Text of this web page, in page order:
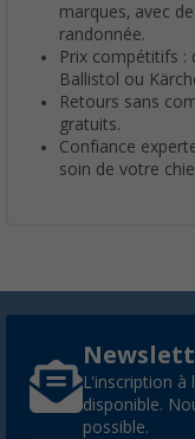
marques, avec
randonnée.
Prix compétitifs :
Ballistol ou
Retours sans
gratuits.
Confiance
soin de votre
L'inscription à
disponible.
possible.